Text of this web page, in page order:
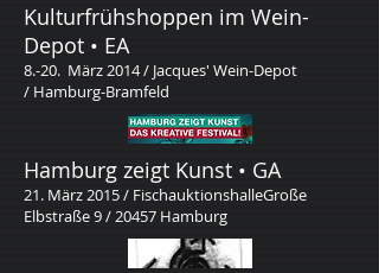
Kulturfrühshoppen im Wein-
Depot • EA
8.-20. März 2014 / Jacques' Wein-Depot
/ Hamburg-Bramfeld
Hamburg zeigt Kunst • GA
21. März 2015 / FischauktionshalleGroße
Elbstraße 9 / 20457 Hamburg